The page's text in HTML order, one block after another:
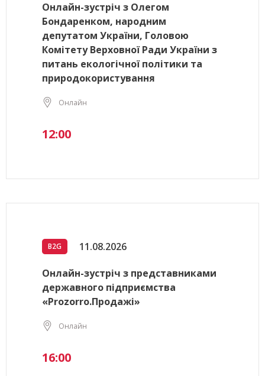
Онлайн-зустріч з Олегом
Бондаренком, народним
депутатом України, Головою
Комітету Верховної Ради України з
питань екологічної політики та
природокористування
Онлайн
12:00
B2G 11.08.2026
Онлайн-зустріч з представниками
державного підприємства
«Prozorro.Продажі»
Онлайн
16:00